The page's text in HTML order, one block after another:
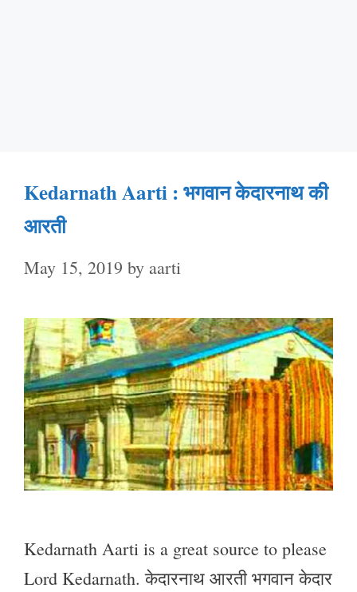
Kedarnath Aarti : भगवान केदारनाथ की
आरती
May 15, 2019 by aarti
Kedarnath Aarti is a great source to please
Lord Kedarnath. केदारनाथ आरती भगवान केदार